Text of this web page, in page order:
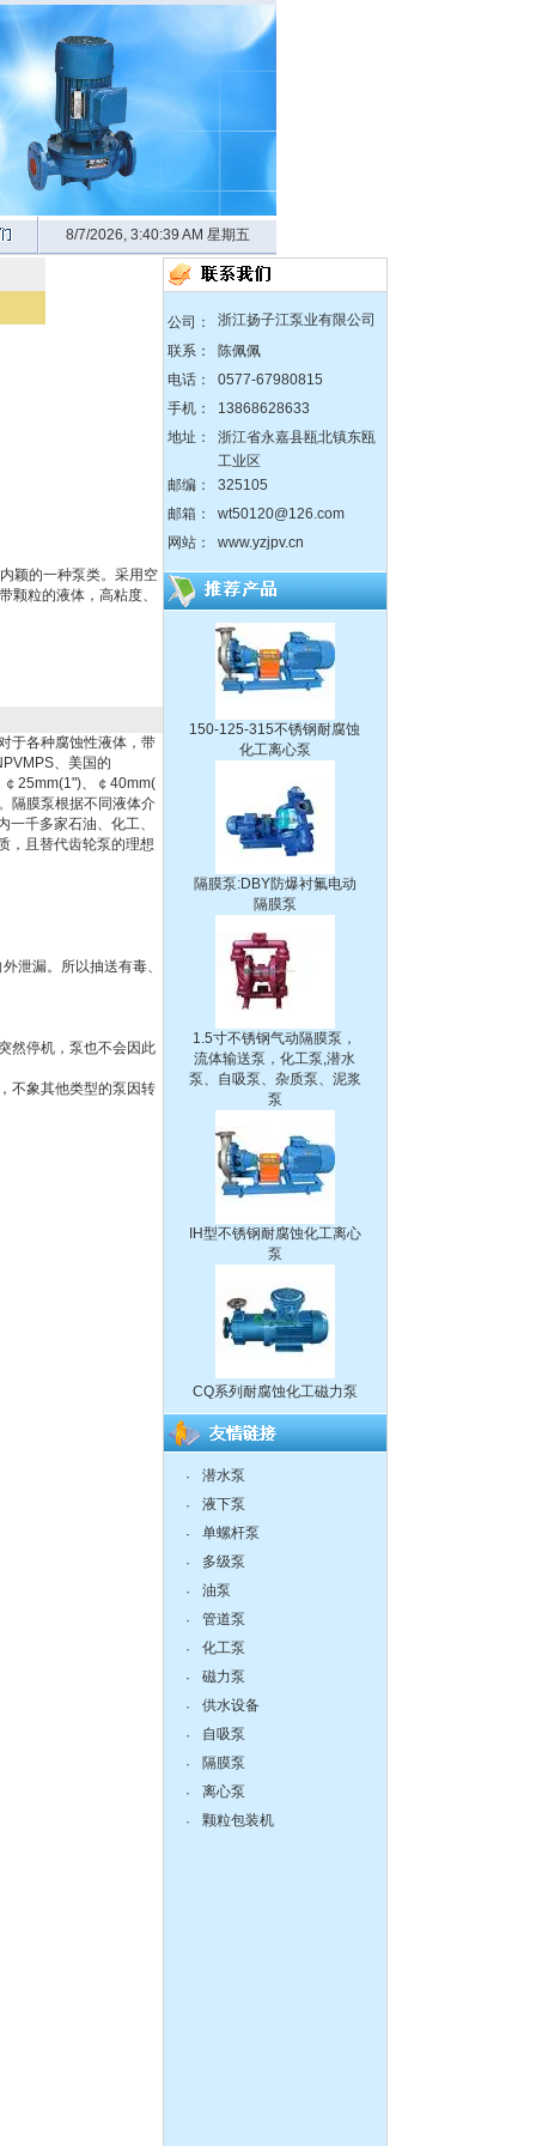
8/7/2026, 3:40:40 AM 星期五
颖的一种泵类。采用空
颗粒的液体，高粘度、
于各种腐蚀性液体，带
、美国的
25mm(1")、￠40mm(
隔膜泵根据不同液体介
千多家石油、化工、
，且替代齿轮泵的理想
泄漏。所以抽送有毒、
然停机，泵也不会因此
不象其他类型的泵因转
公司：
浙江扬子江泵业有限公司
联系：
陈佩佩
电话：
0577-67980815
手机：
13868628633
地址：
浙江省永嘉县瓯北镇东瓯
工业区
邮编：
325105
邮箱：
wt50120@126.com
网站：
www.yzjpv.cn
zX防爆无堵塞自吸泵
QBY塑料化工隔膜泵
150-125-315不锈钢耐腐蚀
隔膜泵:DBY防爆衬氟电动
隔膜泵
1.5寸不锈钢气动隔膜泵，
流体输送泵，化工泵,潜水
泵、自吸泵、杂质泵、泥浆
泵
IH型不锈钢耐腐蚀化工离心
CQ系列耐腐蚀化工磁力泵
式管道离心泵
液下泵,耐腐蚀液下泵
zX防爆无堵塞自吸泵
·
潜水泵
·
液下泵
·
单螺杆泵
·
多级泵
·
油泵
·
管道泵
·
化工泵
·
磁力泵
·
供水设备
·
自吸泵
·
隔膜泵
·
离心泵
·
颗粒包装机